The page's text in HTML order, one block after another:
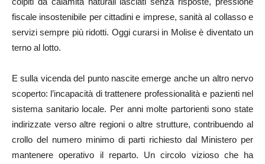
fiscale insostenibile per cittadini e imprese, sanità al collasso e
servizi sempre più ridotti. Oggi curarsi in Molise è diventato un
terno al lotto.
E sulla vicenda del punto nascite emerge anche un altro nervo
scoperto: l’incapacità di trattenere professionalità e pazienti nel
sistema sanitario locale. Per anni molte partorienti sono state
indirizzate verso altre regioni o altre strutture, contribuendo al
crollo del numero minimo di parti richiesto dal Ministero per
mantenere operativo il reparto. Un circolo vizioso che ha